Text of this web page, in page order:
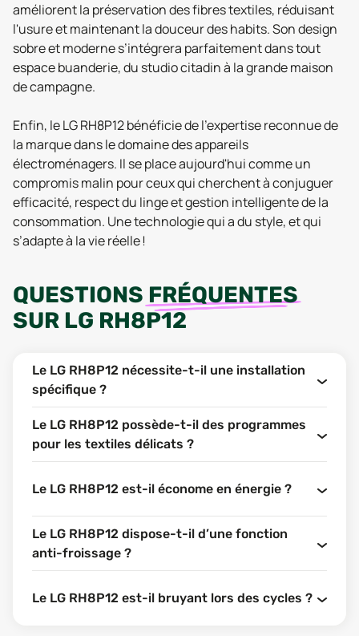
améliorent la préservation des fibres textiles, réduisant
l'usure et maintenant la douceur des habits. Son design
sobre et moderne s’intégrera parfaitement dans tout
espace buanderie, du studio citadin à la grande maison
de campagne.
Enfin, le LG RH8P12 bénéficie de l'expertise reconnue de
la marque dans le domaine des appareils
électroménagers. Il se place aujourd'hui comme un
compromis malin pour ceux qui cherchent à conjuguer
efficacité, respect du linge et gestion intelligente de la
consommation. Une technologie qui a du style, et qui
s’adapte à la vie réelle !
QUESTIONS FRÉQUENTES
SUR LG RH8P12
Le LG RH8P12 nécessite-t-il une installation
spécifique ?
Le LG RH8P12 possède-t-il des programmes
pour les textiles délicats ?
Le LG RH8P12 est-il économe en énergie ?
Le LG RH8P12 dispose-t-il d’une fonction
anti-froissage ?
Le LG RH8P12 est-il bruyant lors des cycles ?